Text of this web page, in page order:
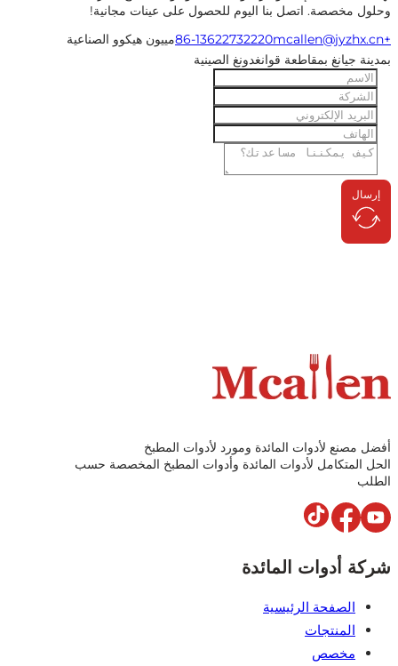
مخصصة. اتصل بنا اليوم للحصول على عينات مجانية!
مييون هيكوو الصناعية
جيانغ بمقاطعة قوانغدونغ الصينية
لأدوات المائدة ومورد لأدوات المطبخ
المتكامل لأدوات المائدة وأدوات المطبخ المخصصة حسب
أدوات المائدة
الصفحة الرئيسية
المنتجات
مخصص